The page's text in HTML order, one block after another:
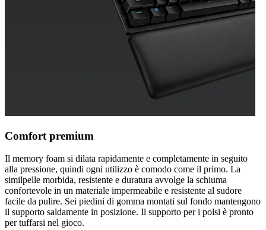
Comfort premium
Il memory foam si dilata rapidamente e completamente in seguito
alla pressione, quindi ogni utilizzo è comodo come il primo. La
similpelle morbida, resistente e duratura avvolge la schiuma
confortevole in un materiale impermeabile e resistente al sudore
facile da pulire. Sei piedini di gomma montati sul fondo mantengono
il supporto saldamente in posizione. Il supporto per i polsi è pronto
per tuffarsi nel gioco.